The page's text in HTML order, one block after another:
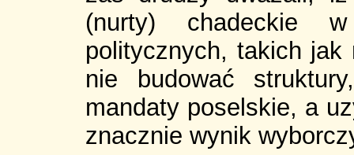
(nurty) chadeckie
politycznych, takich
nie budować
mandaty poselskie, a
znacznie wynik